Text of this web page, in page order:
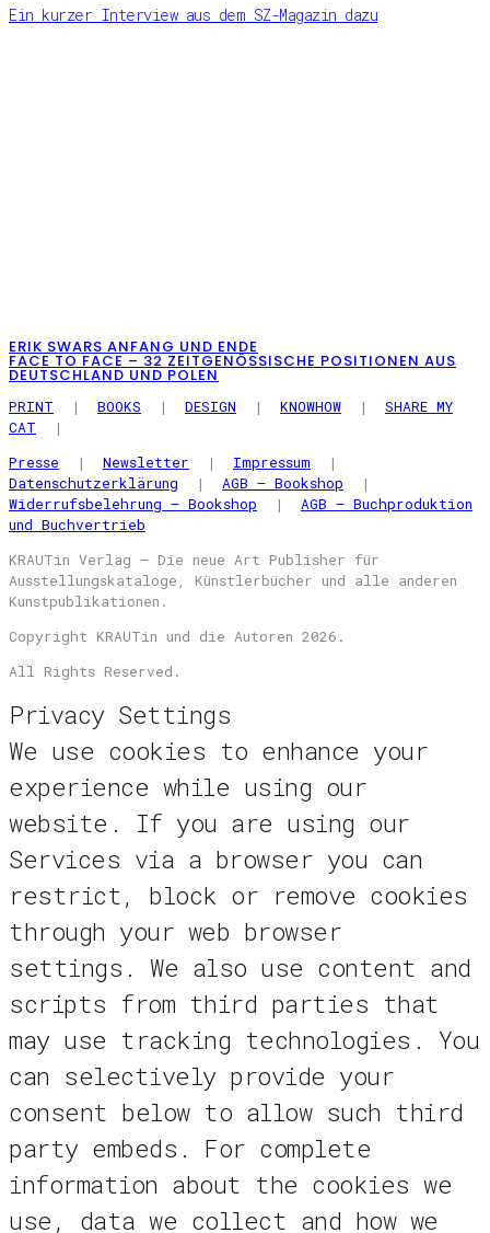
Ein kurzer Interview aus dem SZ-Magazin dazu
ERIK SWARS ANFANG UND ENDE
FACE TO FACE – 32 ZEITGENÖSSISCHE POSITIONEN AUS
DEUTSCHLAND UND POLEN
PRINT | BOOKS | DESIGN | KNOWHOW | SHARE MY
CAT |
Presse | Newsletter | Impressum |
Datenschutzerklärung | AGB – Bookshop |
Widerrufsbelehrung – Bookshop | AGB – Buchproduktion
und Buchvertrieb
KRAUTin Verlag – Die neue Art Publisher für
Ausstellungskataloge, Künstlerbücher und alle anderen
Kunstpublikationen.
Copyright KRAUTin und die Autoren 2026.
All Rights Reserved.
Privacy Settings
We use cookies to enhance your
experience while using our
website. If you are using our
Services via a browser you can
restrict, block or remove cookies
through your web browser
settings. We also use content and
scripts from third parties that
may use tracking technologies. You
can selectively provide your
consent below to allow such third
party embeds. For complete
information about the cookies we
use, data we collect and how we